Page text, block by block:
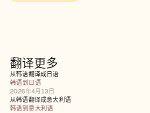
翻译更多
从韩语翻译成日语
韩语到日语
2026年4月13日
从韩语翻译成意大利语
韩语到意大利语